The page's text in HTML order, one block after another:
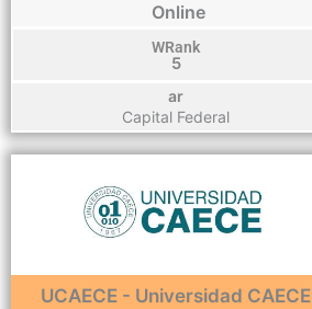
Online
WRank
5
ar
Capital Federal
UCAECE - Universidad CAECE